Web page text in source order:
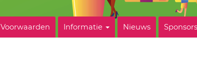
Voorwaarden Informatie Nieuws Sponsors